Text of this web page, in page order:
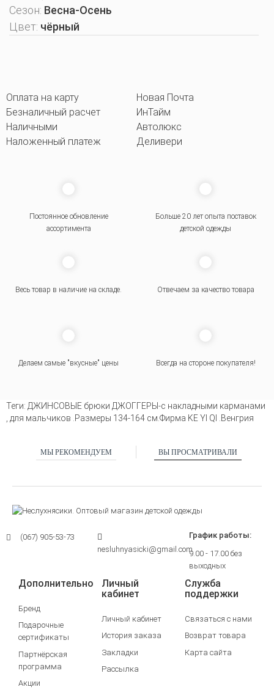
Сезон: Весна-Осень
Цвет: чёрный
Оплата на карту
Безналичный расчет
Наличными
Наложенный платеж
Новая Почта
ИнТайм
Автолюкс
Деливери
Постоянное обновление
ассортимента
Больше 20 лет опыта поставок
детской одежды
Весь товар в наличие на складе. Отвечаем за качество товара
Делаем самые "вкусные" цены Всегда на стороне покупателя!
Теги: ДЖИНСОВЫЕ брюки ДЖОГГЕРЫ-с накладными карманами
, для мальчиков .Размеры 134-164 см.Фирма KE YI QI .Венгрия
МЫ РЕКОМЕНДУЕМ ВЫ ПРОСМАТРИВАЛИ
(067) 905-53-73
nesluhnyasicki@gmail.com
График работы:
9.00 - 17.00 без
выходных
Дополнительно
Бренд
Подарочные
сертификаты
Партнёрская
программа
Акции
Личный
кабинет
Личный кабинет
История заказа
Закладки
Рассылка
Служба
поддержки
Связаться с нами
Возврат товара
Карта сайта